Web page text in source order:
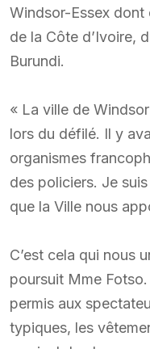
Windsor-Essex dont
de la Côte d’Ivoire,
Burundi.
« La ville de
lors du défilé. Il y
organismes
des policiers. Je
que la Ville nous
C’est cela qui nous
poursuit Mme
permis aux
typiques, les